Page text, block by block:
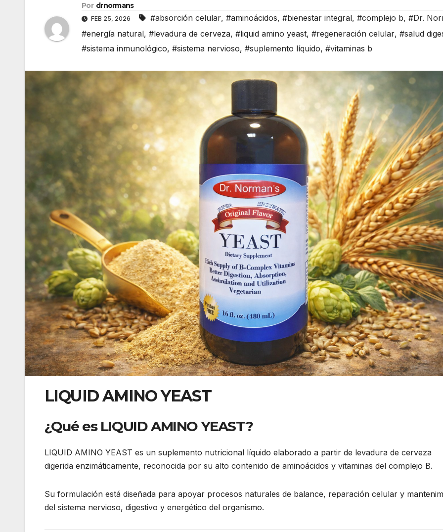
Por drnormans
FEB 25, 2026 #absorción celular, #aminoácidos, #bienestar integral, #complejo b, #Dr.
#energía natural, #levadura de cerveza, #liquid amino yeast, #regeneración celular, #salud
#sistema inmunológico, #sistema nervioso, #suplemento líquido, #vitaminas b
LIQUID AMINO YEAST
¿Qué es LIQUID AMINO YEAST?
LIQUID AMINO YEAST es un suplemento nutricional líquido elaborado a partir de levadura de cerveza
digerida enzimáticamente, reconocida por su alto contenido de aminoácidos y vitaminas del complejo B.
Su formulación está diseñada para apoyar procesos naturales de balance, reparación celular y
del sistema nervioso, digestivo y energético del organismo.